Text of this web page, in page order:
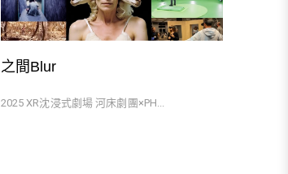
之間Blur
2025 XR沈浸式劇場 河床劇團×PH...